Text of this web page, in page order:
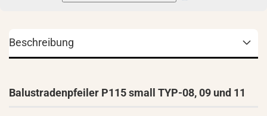
Beschreibung
Balustradenpfeiler P115 small TYP-08, 09 und 11